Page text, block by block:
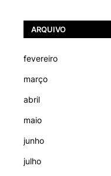
ARQUIVO
fevereiro
março
abril
maio
junho
julho